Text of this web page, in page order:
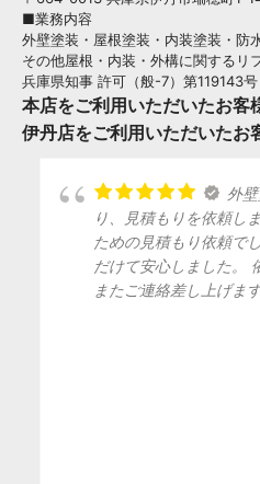
■業務内容
外壁塗装・屋根塗装・内装塗装・防
その他屋根・内装・外構に関するリ
兵庫県知事 許可（般-7）第119143号
本店をご利用いただいたお客
伊丹店をご利用いただいたお
外
り、見積もりを依頼し
ための見積もり依頼で
だけて安心しました。
またご連絡差し上げます